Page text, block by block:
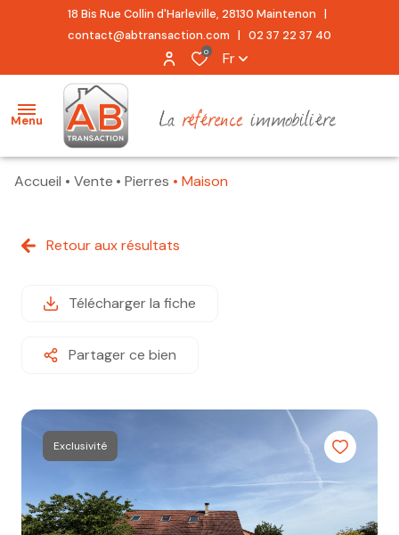
18 Bis Rue Collin d'Harleville, 28130 Maintenon |
contact@abtransaction.com | 02 37 22 37 40
0 Fr
Menu
acheter
estimation
mail
contact
Accueil Vente Pierres Maison
Retour aux résultats
Télécharger la fiche
Partager ce bien
Exclusivité